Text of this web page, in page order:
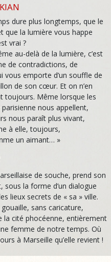
dure plus longtemps, que le
que la lumière vous happe
vrai ?
au-delà de la lumière, c’est
de contradictions, de
vous emporte d’un souffle de
de son cœur. Et on n’en
toujours. Même lorsque les
nous appellent,
nous paraît plus vivant,
à elle, toujours,
un aimant… »
de souche, prend son
sous la forme d’un dialogue
lieux secrets de « sa » ville.
sans caricature,
la cité phocéenne, entièrement
femme de notre temps. Où
à Marseille qu’elle revient !